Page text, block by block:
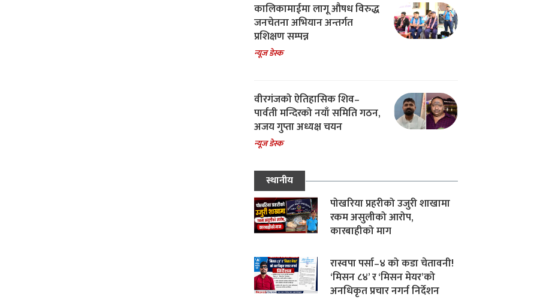
कालिकामाईमा लागू औषध विरुद्ध
जनचेतना अभियान अन्तर्गत
प्रशिक्षण सम्पन्न
न्यूज डेस्क
वीरगंजको ऐतिहासिक शिव–
पार्वती मन्दिरको नयाँ समिति गठन,
अजय गुप्ता अध्यक्ष चयन
न्यूज डेस्क
स्थानीय
पोखरिया प्रहरीको उजुरी शाखामा
रकम असुलीको आरोप,
कारबाहीको माग
रास्वपा पर्सा–४ को कडा चेतावनी!
‘मिसन ८४’ र ‘मिसन मेयर’को
अनधिकृत प्रचार नगर्न निर्देशन